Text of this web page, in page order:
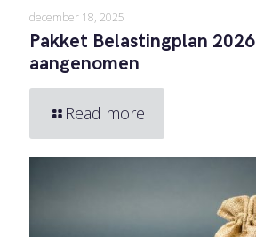
december 18, 2025
Pakket Belastingplan 2026
aangenomen
Read more